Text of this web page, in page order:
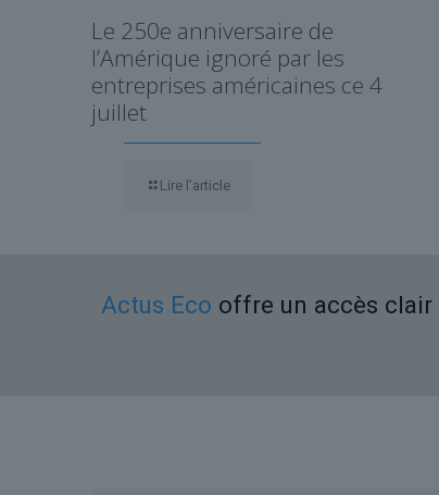
Le 250e anniversaire de
l’Amérique ignoré par les
entreprises américaines ce 4
juillet
Lire l’article
Actus Eco offre un accès